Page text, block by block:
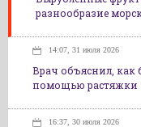
разнообразие
14:07, 31 июля 2026
Врач объяснил, как
помощью растяжки
16:37, 30 июля 2026